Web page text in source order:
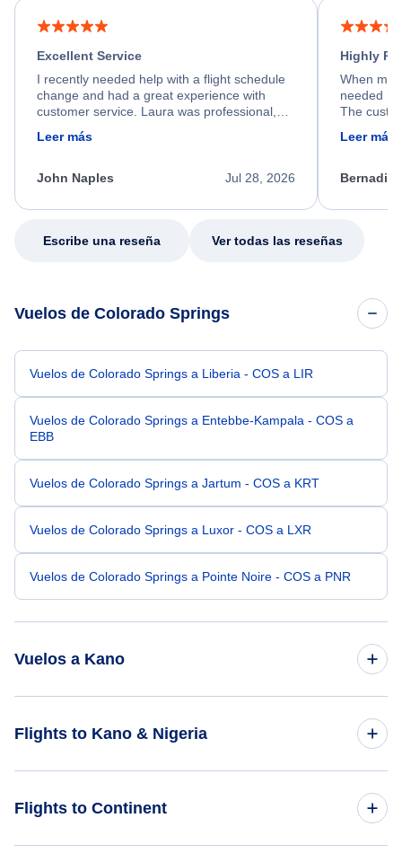
Excellent Service
I recently needed help with a flight schedule
change and had a great experience with
customer service. Laura was professional,
friendly, and very helpful throughout the
process. She quickly found a solution and
appreciate her excellent service.
Leer más
Jul 28, 2026
John Naples
Highly
When my
needed
The
calm,
my issue.
Leer más
Escribe una reseña Ver todas las reseñas
Vuelos de Colorado Springs
Vuelos de Colorado Springs a Liberia - COS a LIR
Vuelos de Colorado Springs a Entebbe-Kampala - COS a
EBB
Vuelos de Colorado Springs a Jartum - COS a KRT
Vuelos de Colorado Springs a Luxor - COS a LXR
Vuelos de Colorado Springs a Pointe Noire - COS a PNR
Vuelos a Kano
Vuelos de Santa Ana a Kano - SNA a KAN
Flights to Kano & Nigeria
Flights to Continent